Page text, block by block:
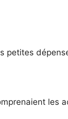
petites
les